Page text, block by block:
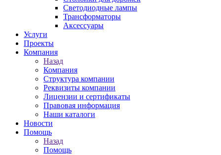
Светодиодные лампы
Трансформаторы
Аксессуары
Услуги
Проекты
Компания
Назад
Компания
Структура компании
Реквизиты компании
Лицензии и сертификаты
Правовая информация
Наши каталоги
Новости
Помощь
Назад
Помощь